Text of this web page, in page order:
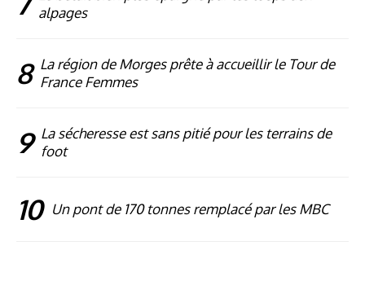
alpages
8 La région de Morges prête à accueillir le Tour de
France Femmes
9 La sécheresse est sans pitié pour les terrains de
foot
10 Un pont de 170 tonnes remplacé par les MBC